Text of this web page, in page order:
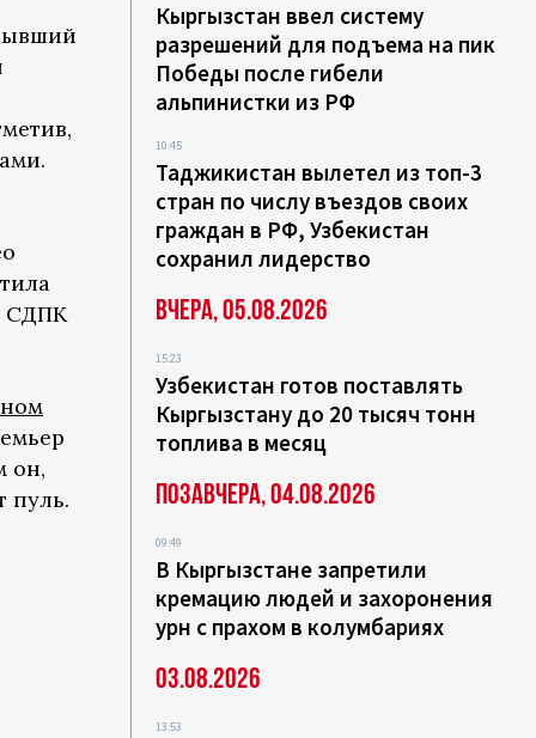
СДПК
он,
пуль.
Кыргызстан ввел систему
разрешений для подъема на пик
Победы после гибели
альпинистки из РФ
10:45
Таджикистан вылетел из топ-3
стран по числу въездов своих
граждан в РФ, Узбекистан
сохранил лидерство
Вчера, 05.08.2026
15:23
Узбекистан готов поставлять
Кыргызстану до 20 тысяч тонн
топлива в месяц
Позавчера, 04.08.2026
09:49
В Кыргызстане запретили
кремацию людей и захоронения
урн с прахом в колумбариях
03.08.2026
13:53